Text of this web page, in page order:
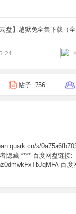
云盘】越狱兔全集下载（全
24
帖子: 756
s/
隐藏 **** 百度网盘链接:
百度